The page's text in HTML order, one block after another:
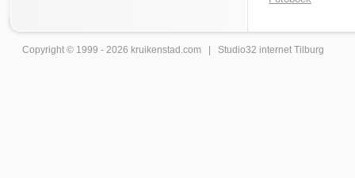
Copyright © 1999 - 2026 kruikenstad .com | Studio32 internet Tilburg